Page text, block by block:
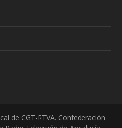
de CGT-RTVA. Confederación